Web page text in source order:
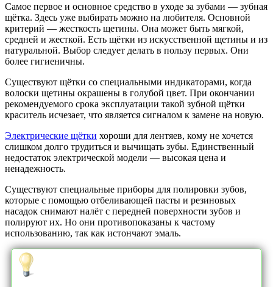
Самое первое и основное средство в уходе за зубами — зубная
щётка. Здесь уже выбирать можно на любителя. Основной
критерий — жесткость щетины. Она может быть мягкой,
средней и жесткой. Есть щётки из искусственной щетины и из
натуральной. Выбор следует делать в пользу первых. Они
более гигиеничны.
Существуют щётки со специальными индикаторами, когда
волоски щетины окрашены в голубой цвет. При окончании
рекомендуемого срока эксплуатации такой зубной щётки
краситель исчезает, что является сигналом к замене на новую.
Электрические щётки хороши для лентяев, кому не хочется
слишком долго трудиться и вычищать зубы. Единственный
недостаток электрической модели — высокая цена и
ненадежность.
Существуют специальные приборы для полировки зубов,
которые с помощью отбеливающей пасты и резиновых
насадок снимают налёт с передней поверхности зубов и
полируют их. Но они противопоказаны к частому
использованию, так как истончают эмаль.